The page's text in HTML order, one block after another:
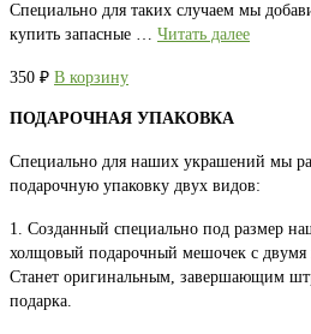
Специально для таких случаем мы
купить запасные … Читать далее
350 ₽ В корзину
ПОДАРОЧНАЯ УПАКОВКА
Специально для наших украшений мы
подарочную упаковку двух видов:
1. Созданный специально под размер
холщовый подарочный мешочек с
Станет оригинальным, завершающим
подарка.